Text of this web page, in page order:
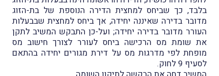
בלבד, כך שביחס למחצית הדירה הנוספת של בת-הזוג
מדובר בדירה שאיננה יחידה, אך ביחס למחצית שבבעלות
העורר מדובר בדירה יחידה; ועל-כן התבקש המשיב לתקן
את שומת מס הרכישה ביחס לעורר לצורך חישוב מס
מופחת לפי מדרגות מס על דירת מגורים יחידה בהתאם
לסעיף 9 לחוק.